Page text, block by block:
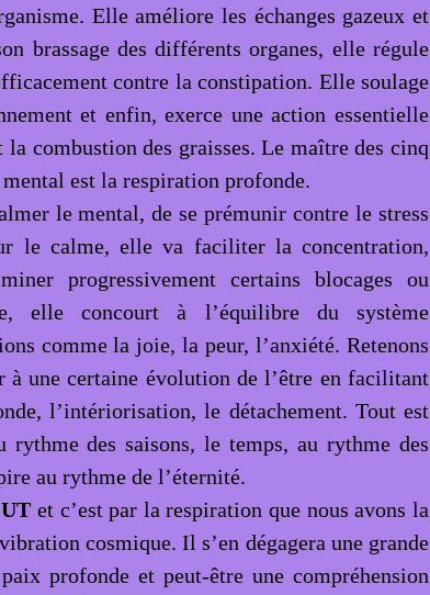
Elle améliore les échanges gazeux et
brassage des différents organes, elle régule
contre la constipation. Elle soulage
et enfin, exerce une action essentielle
combustion des graisses. Le maître des cinq
est la respiration profonde.
le mental, de se prémunir contre le stress
le calme, elle va faciliter la concentration,
progressivement certains blocages ou
elle concourt à l’équilibre du système
comme la joie, la peur, l’anxiété. Retenons
à une certaine évolution de l’être en facilitant
l’intériorisation, le détachement. Tout est
des saisons, le temps, au rythme des
au rythme de l’éternité.
et c’est par la respiration que nous avons la
cosmique. Il s’en dégagera une grande
profonde et peut-être une compréhension